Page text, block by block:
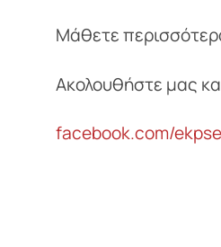
Μάθετε
Ακολουθήστε μας
facebook.com/ekpse